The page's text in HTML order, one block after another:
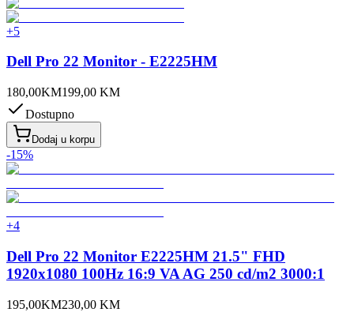
+5
Dell Pro 22 Monitor - E2225HM
180,00KM199,00 KM
Dostupno
Dodaj u korpu
-15%
+4
Dell Pro 22 Monitor E2225HM 21.5" FHD
1920x1080 100Hz 16:9 VA AG 250 cd/m2 3000:1
195,00KM230,00 KM